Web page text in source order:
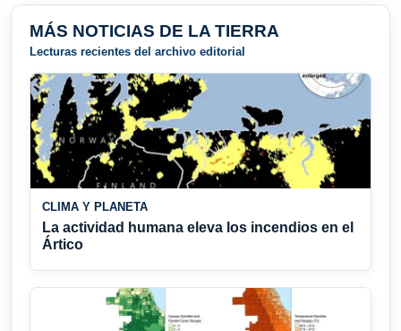
MÁS NOTICIAS DE LA TIERRA
Lecturas recientes del archivo editorial
CLIMA Y PLANETA
La actividad humana eleva los incendios en el
Ártico